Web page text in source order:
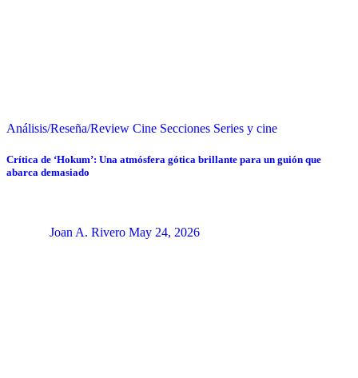
Análisis/Reseña/Review Cine Secciones Series y cine
Crítica de ‘Hokum’: Una atmósfera gótica brillante para un guión que
abarca demasiado
Joan A. Rivero May 24, 2026